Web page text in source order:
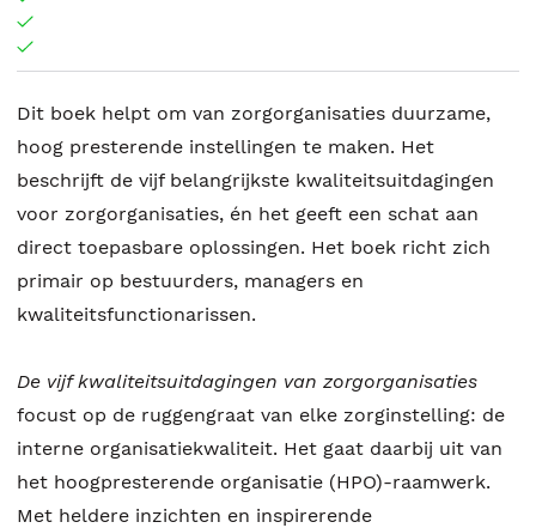
Dit boek helpt om van zorgorganisaties duurzame,
hoog presterende instellingen te maken. Het
beschrijft de vijf belangrijkste kwaliteitsuitdagingen
voor zorgorganisaties, én het geeft een schat aan
direct toepasbare oplossingen. Het boek richt zich
primair op bestuurders, managers en
kwaliteitsfunctionarissen.
De vijf kwaliteitsuitdagingen van zorgorganisaties
focust op de ruggengraat van elke zorginstelling: de
interne organisatiekwaliteit. Het gaat daarbij uit van
het hoogpresterende organisatie (HPO)-raamwerk.
Met heldere inzichten en inspirerende